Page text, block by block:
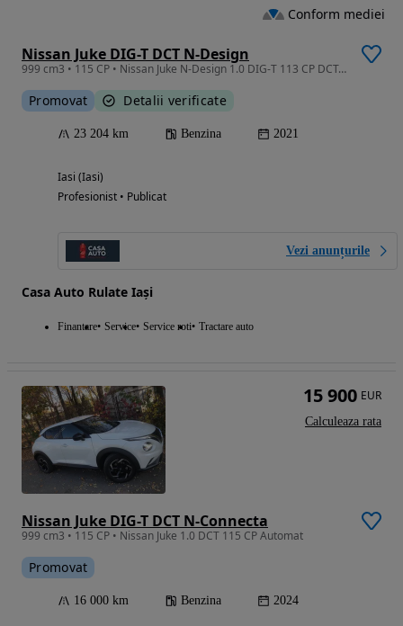
Nissan Juke DIG-T DCT N-Design
999 cm3 • 115 CP • Nissan Juke N-Design 1.0 DIG-T 113 CP DCT, 2WD
Promovat Detalii verificate
23 204 km Benzina 2021
Iasi (Iasi)
Profesionist • Publicat
Vezi anunțurile
Casa Auto Rulate Iași
Finantare Service Service roti Tractare auto
Conform mediei
Nissan Juke DIG-T DCT N-Connecta
999 cm3 • 115 CP • Nissan Juke 1.0 DCT 115 CP Automat
Promovat
16 000 km Benzina 2024
15 900 EUR
Calculeaza rata